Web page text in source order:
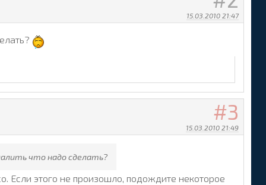
15.03.2010 21:47
3
15.03.2010 21:49
что надо сделать?
Если этого не произошло, подождите некоторое